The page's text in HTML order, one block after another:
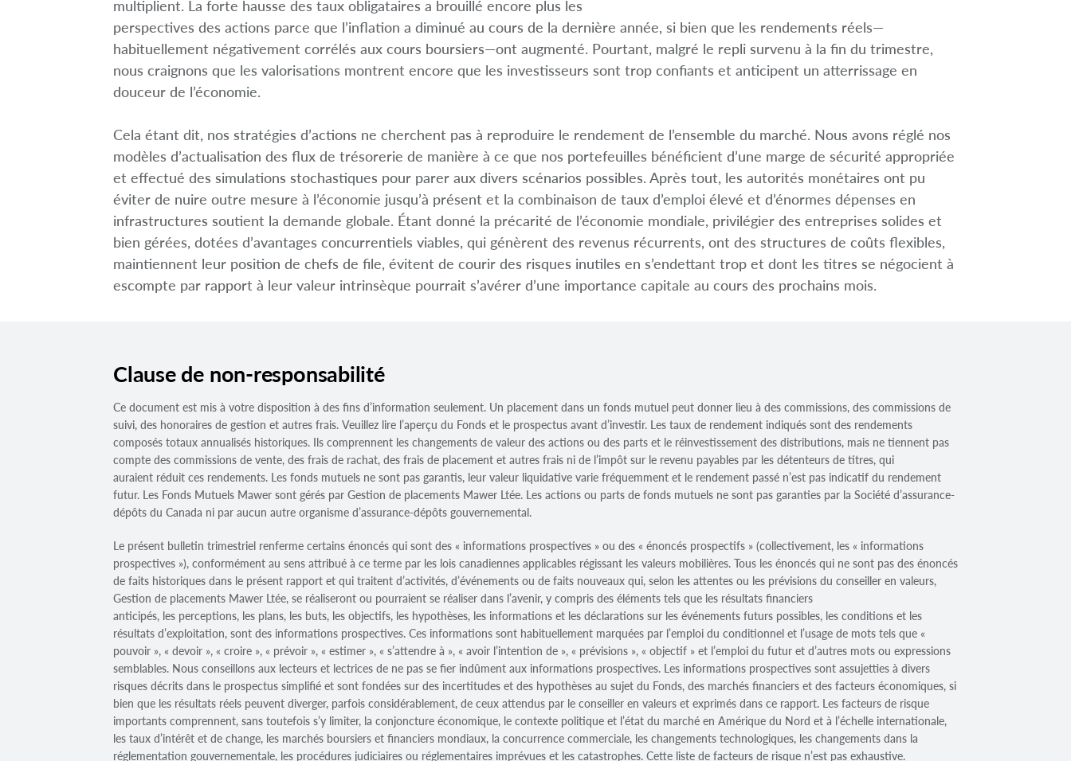
multiplient. La forte hausse des taux obligataires a brouillé encore plus les
perspectives des actions parce que l’inflation a diminué au cours de la dernière année, si bien que les rendements réels—
habituellement négativement corrélés aux cours boursiers—ont augmenté. Pourtant, malgré le repli survenu à la fin du trimestre,
nous craignons que les valorisations montrent encore que les investisseurs sont trop confiants et anticipent un atterrissage en
douceur de l’économie.
Cela étant dit, nos stratégies d’actions ne cherchent pas à reproduire le rendement de l’ensemble du marché. Nous avons réglé nos
modèles d’actualisation des flux de trésorerie de manière à ce que nos portefeuilles bénéficient d’une marge de sécurité appropriée
et effectué des simulations stochastiques pour parer aux divers scénarios possibles. Après tout, les autorités monétaires ont pu
éviter de nuire outre mesure à l’économie jusqu’à présent et la combinaison de taux d’emploi élevé et d’énormes dépenses en
infrastructures soutient la demande globale. Étant donné la précarité de l’économie mondiale, privilégier des entreprises solides et
bien gérées, dotées d’avantages concurrentiels viables, qui génèrent des revenus récurrents, ont des structures de coûts flexibles,
maintiennent leur position de chefs de file, évitent de courir des risques inutiles en s’endettant trop et dont les titres se négocient à
escompte par rapport à leur valeur intrinsèque pourrait s’avérer d’une importance capitale au cours des prochains mois.
Clause de non-responsabilité
Ce document est mis à votre disposition à des fins d’information seulement. Un placement dans un fonds mutuel peut donner lieu à des commissions, des commissions de
suivi, des honoraires de gestion et autres frais. Veuillez lire l’aperçu du Fonds et le prospectus avant d’investir. Les taux de rendement indiqués sont des rendements
composés totaux annualisés historiques. Ils comprennent les changements de valeur des actions ou des parts et le réinvestissement des distributions, mais ne tiennent pas
compte des commissions de vente, des frais de rachat, des frais de placement et autres frais ni de l’impôt sur le revenu payables par les détenteurs de titres, qui
auraient réduit ces rendements. Les fonds mutuels ne sont pas garantis, leur valeur liquidative varie fréquemment et le rendement passé n’est pas indicatif du rendement
futur. Les Fonds Mutuels Mawer sont gérés par Gestion de placements Mawer Ltée. Les actions ou parts de fonds mutuels ne sont pas garanties par la Société d’assurance-
dépôts du Canada ni par aucun autre organisme d’assurance-dépôts gouvernemental.
Le présent bulletin trimestriel renferme certains énoncés qui sont des « informations prospectives » ou des « énoncés prospectifs » (collectivement, les « informations
prospectives »), conformément au sens attribué à ce terme par les lois canadiennes applicables régissant les valeurs mobilières. Tous les énoncés qui ne sont pas des énoncés
de faits historiques dans le présent rapport et qui traitent d’activités, d’événements ou de faits nouveaux qui, selon les attentes ou les prévisions du conseiller en valeurs,
Gestion de placements Mawer Ltée, se réaliseront ou pourraient se réaliser dans l’avenir, y compris des éléments tels que les résultats financiers
anticipés, les perceptions, les plans, les buts, les objectifs, les hypothèses, les informations et les déclarations sur les événements futurs possibles, les conditions et les
résultats d’exploitation, sont des informations prospectives. Ces informations sont habituellement marquées par l’emploi du conditionnel et l’usage de mots tels que «
pouvoir », « devoir », « croire », « prévoir », « estimer », « s’attendre à », « avoir l’intention de », « prévisions », « objectif » et l’emploi du futur et d’autres mots ou expressions
semblables. Nous conseillons aux lecteurs et lectrices de ne pas se fier indûment aux informations prospectives. Les informations prospectives sont assujetties à divers
risques décrits dans le prospectus simplifié et sont fondées sur des incertitudes et des hypothèses au sujet du Fonds, des marchés financiers et des facteurs économiques, si
bien que les résultats réels peuvent diverger, parfois considérablement, de ceux attendus par le conseiller en valeurs et exprimés dans ce rapport. Les facteurs de risque
importants comprennent, sans toutefois s’y limiter, la conjoncture économique, le contexte politique et l’état du marché en Amérique du Nord et à l’échelle internationale,
les taux d’intérêt et de change, les marchés boursiers et financiers mondiaux, la concurrence commerciale, les changements technologiques, les changements dans la
réglementation gouvernementale, les procédures judiciaires ou réglementaires imprévues et les catastrophes. Cette liste de facteurs de risque n’est pas exhaustive.